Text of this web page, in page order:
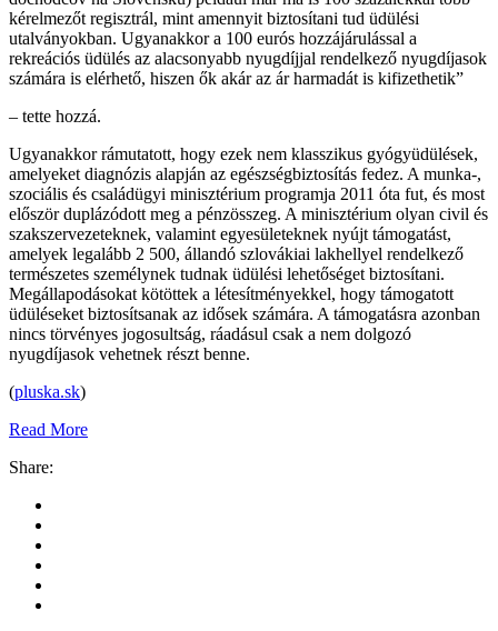
kérelmezőt regisztrál, mint amennyit biztosítani tud üdülési
utalványokban. Ugyanakkor a 100 eurós hozzájárulással a
rekreációs üdülés az alacsonyabb nyugdíjjal rendelkező nyugdíjasok
számára is elérhető, hiszen ők akár az ár harmadát is kifizethetik”
– tette hozzá.
Ugyanakkor rámutatott, hogy ezek nem klasszikus gyógyüdülések,
amelyeket diagnózis alapján az egészségbiztosítás fedez. A munka-,
szociális és családügyi minisztérium programja 2011 óta fut, és most
először duplázódott meg a pénzösszeg. A minisztérium olyan civil és
szakszervezeteknek, valamint egyesületeknek nyújt támogatást,
amelyek legalább 2 500, állandó szlovákiai lakhellyel rendelkező
természetes személynek tudnak üdülési lehetőséget biztosítani.
Megállapodásokat kötöttek a létesítményekkel, hogy támogatott
üdüléseket biztosítsanak az idősek számára. A támogatásra azonban
nincs törvényes jogosultság, ráadásul csak a nem dolgozó
nyugdíjasok vehetnek részt benne.
(pluska.sk)
Read More
Share: